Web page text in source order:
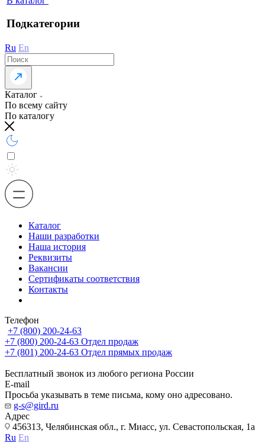
Подкатегории
Ru En
Каталог
По всему сайту
По каталогу
Каталог
Наши разработки
Наша история
Реквизиты
Вакансии
Сертификаты соответствия
Контакты
Телефон
+7 (800) 200-24-63
+7 (800) 200-24-63 Отдел продаж
+7 (801) 200-24-63 Отдел прямых продаж
Бесплатный звонок из любого региона России
E-mail
Просьба указывать в теме письма, кому оно адресовано.
g-s@gird.ru
Адрес
456313, Челябинская обл., г. Миасс, ул. Севастопольская, 1а
Ru En